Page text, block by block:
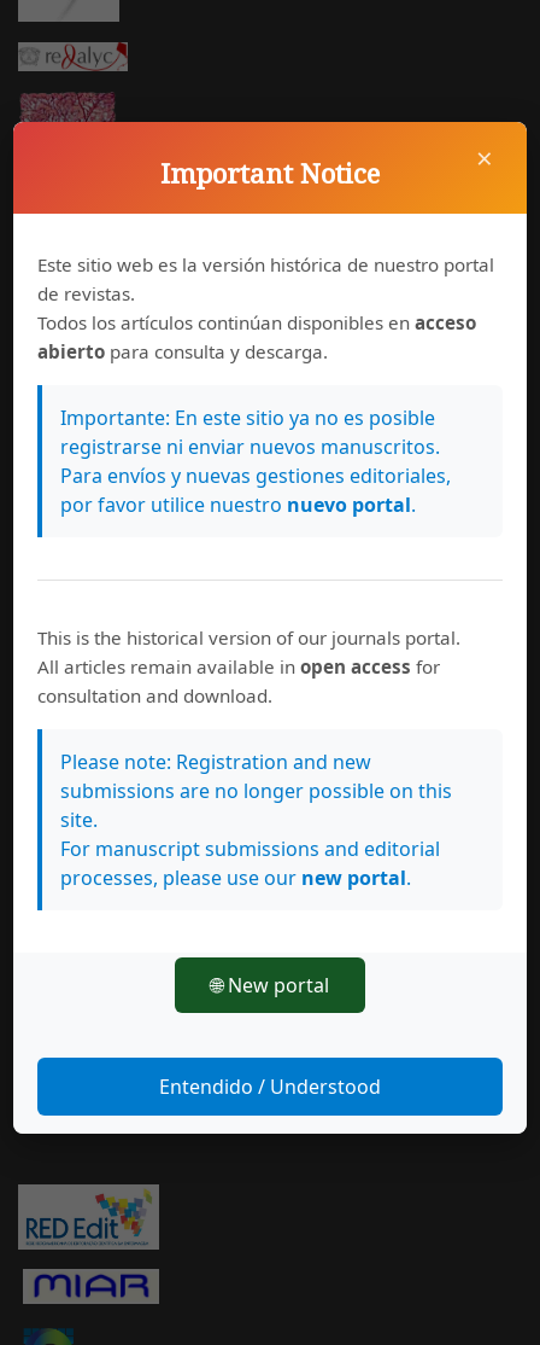
×
Important Notice
Este sitio web es la versión histórica de nuestro portal
de revistas.
Todos los artículos continúan disponibles enacceso
abierto para consulta y descarga.
Importante: En este sitio ya no es posible
registrarse ni enviar nuevos manuscritos.
Para envíos y nuevas gestiones editoriales,
por favor utilice nuestro nuevo portal.
This is the historical version of our journals portal.
All articles remain available inopen access for
consultation and download.
Please note: Registration and new
submissions are no longer possible on this
site.
For manuscript submissions and editorial
processes, please use our new portal.
🌐 New portal
Entendido / Understood